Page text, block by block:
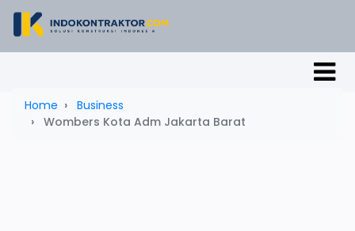
Home
Business
Wombers Kota Adm Jakarta Barat